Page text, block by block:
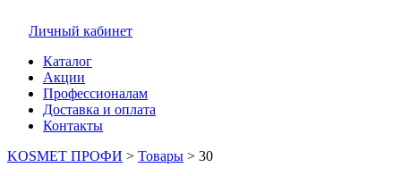
Личный кабинет
Каталог
Акции
Профессионалам
Доставка и оплата
Контакты
KOSMET ПРОФИ > Товары > 30